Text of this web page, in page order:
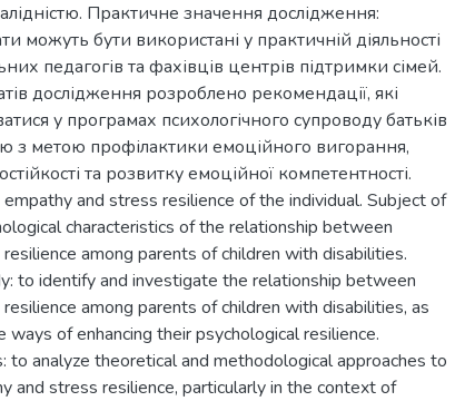
Практичне значення дослідження:
можуть бути використані у практичній діяльності
педагогів та фахівців центрів підтримки сімей.
дослідження розроблено рекомендації, які
у програмах психологічного супроводу батьків
з метою профілактики емоційного вигорання,
та розвитку емоційної компетентності.
and stress resilience of the individual. Subject of
characteristics of the relationship between
among parents of children with disabilities.
to identify and investigate the relationship between
among parents of children with disabilities, as
of enhancing their psychological resilience.
to analyze theoretical and methodological approaches to
and stress resilience, particularly in the context of